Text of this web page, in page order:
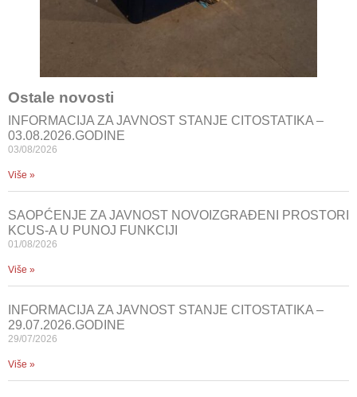
Ostale novosti
INFORMACIJA ZA JAVNOST STANJE CITOSTATIKA –
03.08.2026.GODINE
03/08/2026
Više »
SAOPĆENJE ZA JAVNOST NOVOIZGRAĐENI PROSTORI
KCUS-A U PUNOJ FUNKCIJI
01/08/2026
Više »
INFORMACIJA ZA JAVNOST STANJE CITOSTATIKA –
29.07.2026.GODINE
29/07/2026
Više »